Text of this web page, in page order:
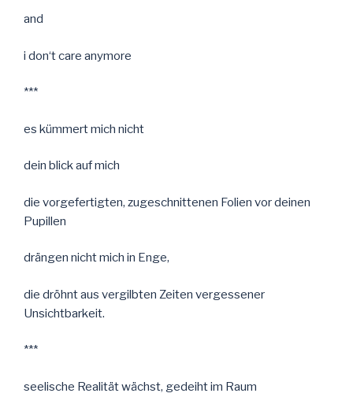
and
i don‘t care anymore
***
es kümmert mich nicht
dein blick auf mich
die vorgefertigten, zugeschnittenen Folien vor deinen
Pupillen
drängen nicht mich in Enge,
die dröhnt aus vergilbten Zeiten vergessener
Unsichtbarkeit.
***
seelische Realität wächst, gedeiht im Raum